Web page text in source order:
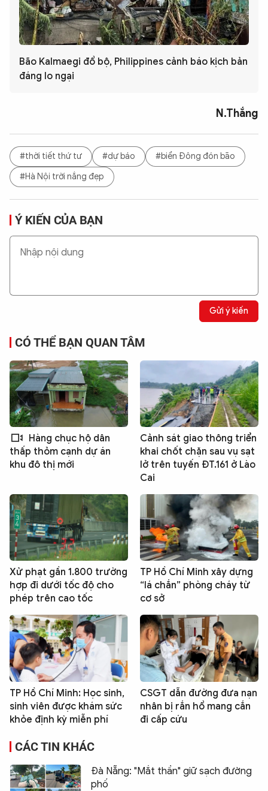
Bão Kalmaegi đổ bộ, Philippines cảnh báo kịch bản
đáng lo ngại
N.Thắng
#thời tiết thứ tư #dự báo
#biển Đông đón bão
#Hà Nội trời nắng đẹp
Ý KIẾN CỦA BẠN
Gửi ý kiến
CÓ THỂ BẠN QUAN TÂM
Hàng chục hộ dân
thấp thỏm cạnh dự án
khu đô thị mới
Cảnh sát giao thông triển
khai chốt chặn sau vụ sạt
lở trên tuyến ĐT.161 ở Lào
Cai
Xử phạt gần 1.800 trường
hợp đi dưới tốc độ cho
phép trên cao tốc
TP Hồ Chí Minh xây dựng
“lá chắn” phòng cháy từ
cơ sở
TP Hồ Chí Minh: Học sinh,
sinh viên được khám sức
khỏe định kỳ miễn phí
CSGT dẫn đường đưa nạn
nhân bị rắn hổ mang cắn
đi cấp cứu
CÁC TIN KHÁC
Đà Nẵng: "Mắt thần" giữ sạch đường
phố